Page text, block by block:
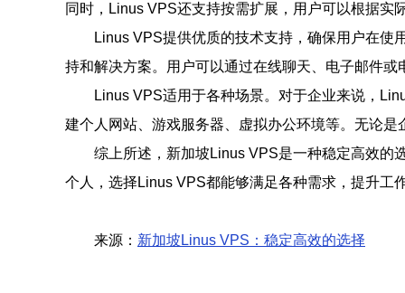
同时，Linus VPS还支持按需扩展，用户可以根据实
Linus VPS提供优质的技术支持，确保用户在
持和解决方案。用户可以通过在线聊天、电子邮件
Linus VPS适用于各种场景。对于企业来说，
建个人网站、游戏服务器、虚拟办公环境等。无论
综上所述，新加坡Linus VPS是一种稳定高效的
个人，选择Linus VPS都能够满足各种需求，提升工
来源： 新加坡Linus VPS：稳定高效的选择